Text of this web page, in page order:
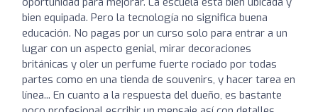
bien equipada. Pero la tecnología no significa buena
educación. No pagas por un curso solo para entrar a un
lugar con un aspecto genial, mirar decoraciones
británicas y oler un perfume fuerte rociado por todas
partes como en una tienda de souvenirs, y hacer tarea en
línea... En cuanto a la respuesta del dueño, es bastante